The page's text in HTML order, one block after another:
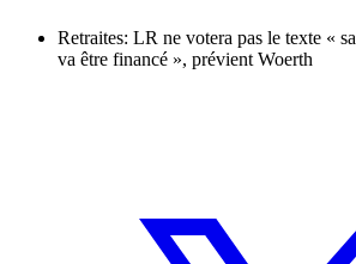
Retraites: LR ne votera pas le texte «
va être financé », prévient Woerth